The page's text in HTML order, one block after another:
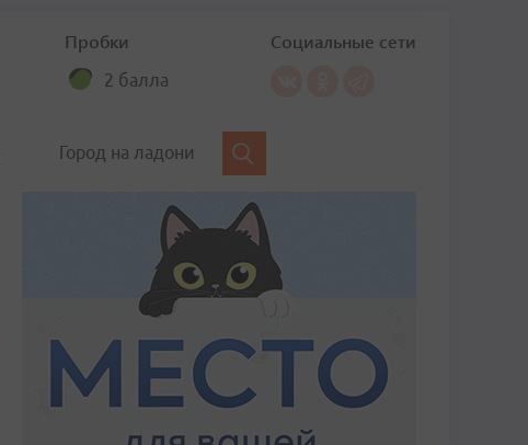
Пробки
2 балла
Социальные сети
Город на ладони